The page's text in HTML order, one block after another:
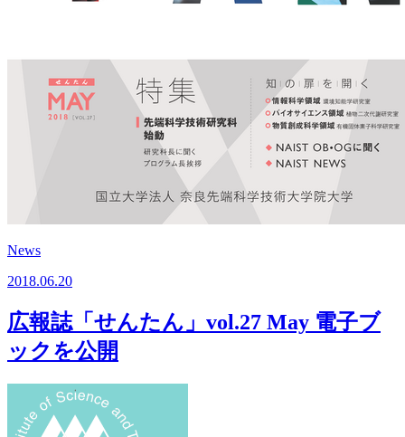
News
2018.06.20
広報誌「せんたん」vol.27 May 電子ブ
ックを公開